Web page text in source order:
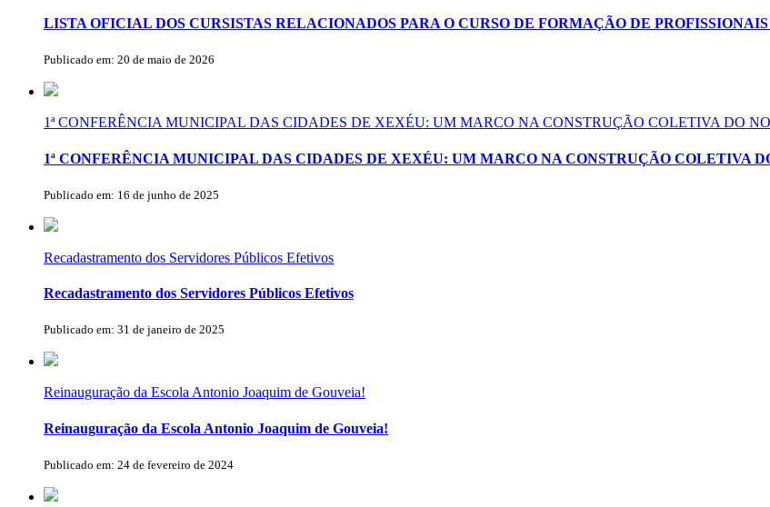
LISTA OFICIAL DOS CURSISTAS RELACIONADOS PARA O CURSO DE FORMAÇÃO DE
Publicado em: 20 de maio de 2026
1ª CONFERÊNCIA MUNICIPAL DAS CIDADES DE XEXÉU: UM MARCO NA CONSTRUÇÃO COLETIVA DO
1ª CONFERÊNCIA MUNICIPAL DAS CIDADES DE XEXÉU: UM MARCO NA CONSTRUÇÃO COLETIVA
Publicado em: 16 de junho de 2025
Recadastramento dos Servidores Públicos Efetivos
Recadastramento dos Servidores Públicos Efetivos
Publicado em: 31 de janeiro de 2025
Reinauguração da Escola Antonio Joaquim de Gouveia!
Reinauguração da Escola Antonio Joaquim de Gouveia!
Publicado em: 24 de fevereiro de 2024